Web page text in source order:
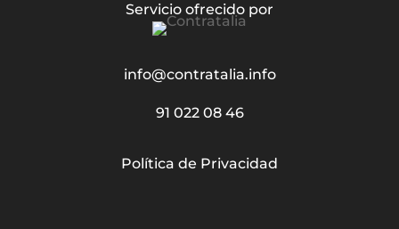
Servicio ofrecido por
info@contratalia.info
91 022 08 46
Política de Privacidad